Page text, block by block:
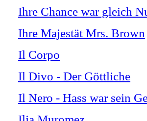
Ihre Chance war gleich
Ihre Majestät Mrs. Brown
Il Corpo
Il Divo - Der Göttliche
Il Nero - Hass war sein